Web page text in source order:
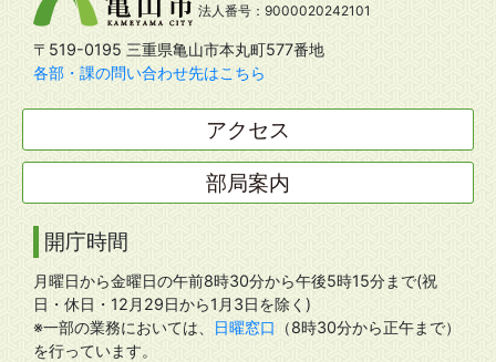
法人番号：9000020242101
〒519-0195 三重県亀山市本丸町577番地
各部・課の問い合わせ先はこちら
アクセス
部局案内
開庁時間
月曜日から金曜日の午前8時30分から午後5時15分まで(祝
日・休日・12月29日から1月3日を除く)
※一部の業務においては、
日曜窓口
（8時30分から正午まで）
を行っています。